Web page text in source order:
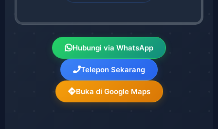
Hubungi via WhatsApp
Telepon Sekarang
Buka di Google Maps